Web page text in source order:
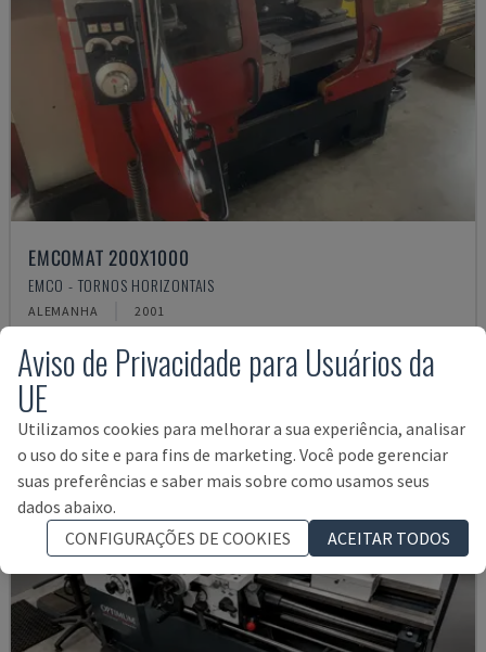
EMCOMAT 200X1000
EMCO - TORNOS HORIZONTAIS
ALEMANHA 2001
14.000 €
Aviso de Privacidade para Usuários da
UE
Utilizamos cookies para melhorar a sua experiência, analisar
o uso do site e para fins de marketing. Você pode gerenciar
suas preferências e saber mais sobre como usamos seus
dados abaixo.
CONFIGURAÇÕES DE COOKIES
ACEITAR TODOS